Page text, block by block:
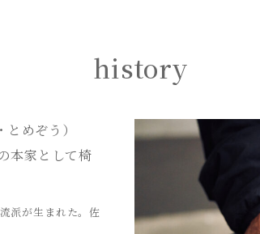
history
めぞう）
本家として椅
派が生まれた。佐